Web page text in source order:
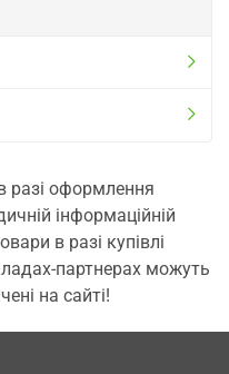
разі оформлення
інформаційній
в разі купівлі
партнерах можуть
на сайті!